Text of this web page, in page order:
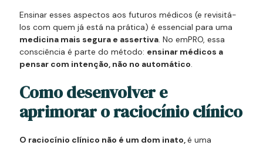
Ensinar esses aspectos aos futuros médicos (e revisitá-
los com quem já está na prática) é essencial para uma
medicina mais segura e assertiva. No emPRO, essa
consciência é parte do método: ensinar médicos a
pensar com intenção, não no automático.
Como desenvolver e
aprimorar o raciocínio clínico
O raciocínio clínico não é um dom inato,é uma